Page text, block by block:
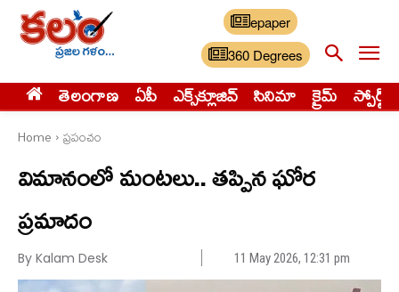
epaper
360 Degrees
తెలంగాణ ఏపీ ఎక్స్‌క్లూజివ్‌ సినిమా క్రైమ్ స్పోర్ట్స్
Home ప్రపంచం
విమానంలో మంటలు.. తప్పిన ఘోర
ప్రమాదం
By Kalam Desk 11 May 2026, 12:31 pm